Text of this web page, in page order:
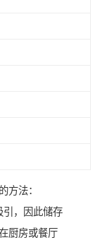
方法：
引，因此储存
厨房或餐厅